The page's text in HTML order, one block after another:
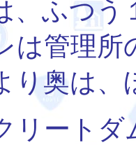
ふつう
は管理
奥は、
ートダ